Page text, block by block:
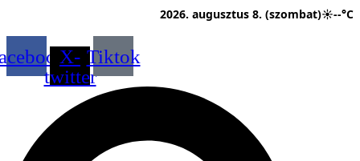
2026. augusztus 8. (szombat)☀--°C
X-
twitter
Tiktok